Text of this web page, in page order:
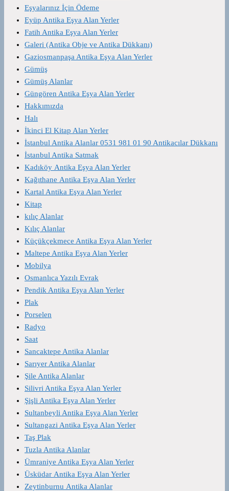
Eşyalarınız İçin Ödeme
Eyüp Antika Eşya Alan Yerler
Fatih Antika Eşya Alan Yerler
Galeri (Antika Obje ve Antika Dükkanı)
Gaziosmanpaşa Antika Eşya Alan Yerler
Gümüş
Gümüş Alanlar
Güngören Antika Eşya Alan Yerler
Hakkımızda
Halı
İkinci El Kitap Alan Yerler
İstanbul Antika Alanlar 0531 981 01 90 Antikacılar Dükkanı
İstanbul Antika Satmak
Kadıköy Antika Eşya Alan Yerler
Kağıthane Antika Eşya Alan Yerler
Kartal Antika Eşya Alan Yerler
Kitap
kılıç Alanlar
Kılıç Alanlar
Küçükçekmece Antika Eşya Alan Yerler
Maltepe Antika Eşya Alan Yerler
Mobilya
Osmanlıca Yazılı Evrak
Pendik Antika Eşya Alan Yerler
Plak
Porselen
Radyo
Saat
Sancaktepe Antika Alanlar
Sarıyer Antika Alanlar
Şile Antika Alanlar
Silivri Antika Eşya Alan Yerler
Şişli Antika Eşya Alan Yerler
Sultanbeyli Antika Eşya Alan Yerler
Sultangazi Antika Eşya Alan Yerler
Taş Plak
Tuzla Antika Alanlar
Ümraniye Antika Eşya Alan Yerler
Üsküdar Antika Eşya Alan Yerler
Zeytinburnu Antika Alanlar